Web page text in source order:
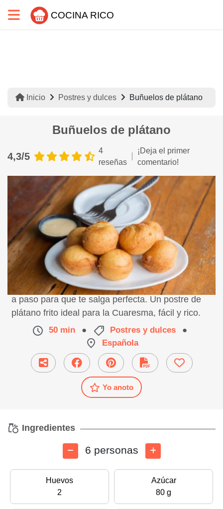
COCINA RICO
Inicio Postres y dulces Buñuelos de plátano
Buñuelos de plátano
4,3/5
4
reseñas
¡Deja el primer
comentario!
Receta de buñuelos de plátano, preparación paso
a paso para que te salga perfecta. Un postre de
plátano frito ideal para la Cuaresma, fácil y rico.
50 min ● Postres y dulces
●
Española
Yo anoto
Ingredientes
6 personas
Huevos
2
Azúcar
80 g